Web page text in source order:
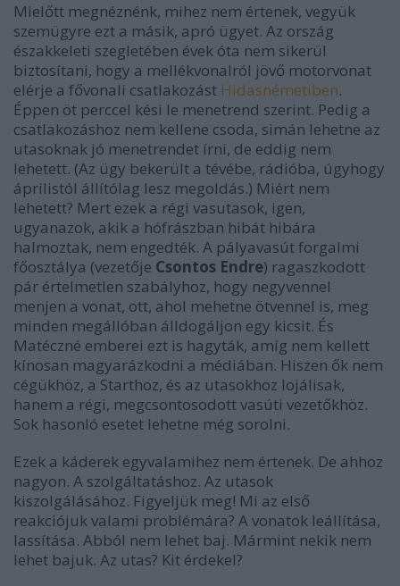
Mielőtt megnéznénk, mihez nem értenek, vegyük
szemügyre ezt a másik, apró ügyet. Az ország
északkeleti szegletében évek óta nem sikerül
biztosítani, hogy a mellékvonalról jövő motorvonat
elérje a fővonali csatlakozást Hidasnémetiben.
Éppen öt perccel kési le menetrend szerint. Pedig a
csatlakozáshoz nem kellene csoda, simán lehetne az
utasoknak jó menetrendet írni, de eddig nem
lehetett. (Az ügy bekerült a tévébe, rádióba, úgyhogy
áprilistól állítólag lesz megoldás.) Miért nem
lehetett? Mert ezek a régi vasutasok, igen,
ugyanazok, akik a hófrászban hibát hibára
halmoztak, nem engedték. A pályavasút forgalmi
főosztálya (vezetője Csontos Endre) ragaszkodott
pár értelmetlen szabályhoz, hogy negyvennel
menjen a vonat, ott, ahol mehetne ötvennel is, meg
minden megállóban álldogáljon egy kicsit. És
Matéczné emberei ezt is hagyták, amíg nem kellett
kínosan magyarázkodni a médiában. Hiszen ők nem
cégükhöz, a Starthoz, és az utasokhoz lojálisak,
hanem a régi, megcsontosodott vasúti vezetőkhöz.
Sok hasonló esetet lehetne még sorolni.
Ezek a káderek egyvalamihez nem értenek. De ahhoz
nagyon. A szolgáltatáshoz. Az utasok
kiszolgálásához. Figyeljük meg! Mi az első
reakciójuk valami problémára? A vonatok leállítása,
lassítása. Abból nem lehet baj. Mármint nekik nem
lehet bajuk. Az utas? Kit érdekel?